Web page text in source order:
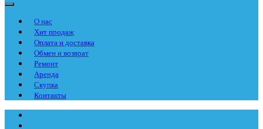
О нас
Хит продаж
Оплата и доставка
Обмен и возврат
Ремонт
Аренда
Скупка
Контакты